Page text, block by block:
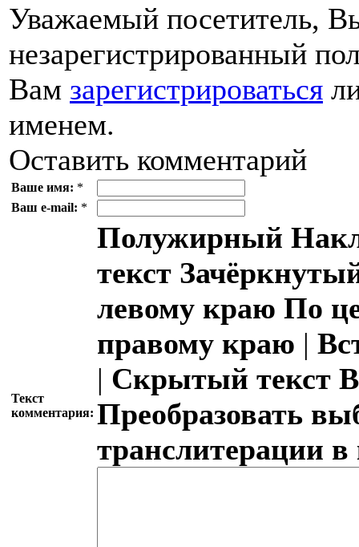
Уважаемый посетитель,
незарегистрированный
Вам зарегистрироваться
именем.
Оставить комментарий
Ваше имя: *
Ваш e-mail: *
Текст
комментария:
Полужирный
текст
левому краю По
правому краю |
| Скрытый текст
Преобразовать
транслитерации